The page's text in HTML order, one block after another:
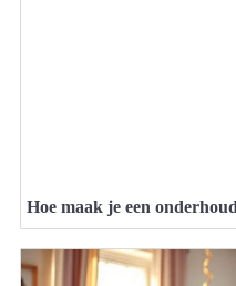
Hoe maak je een